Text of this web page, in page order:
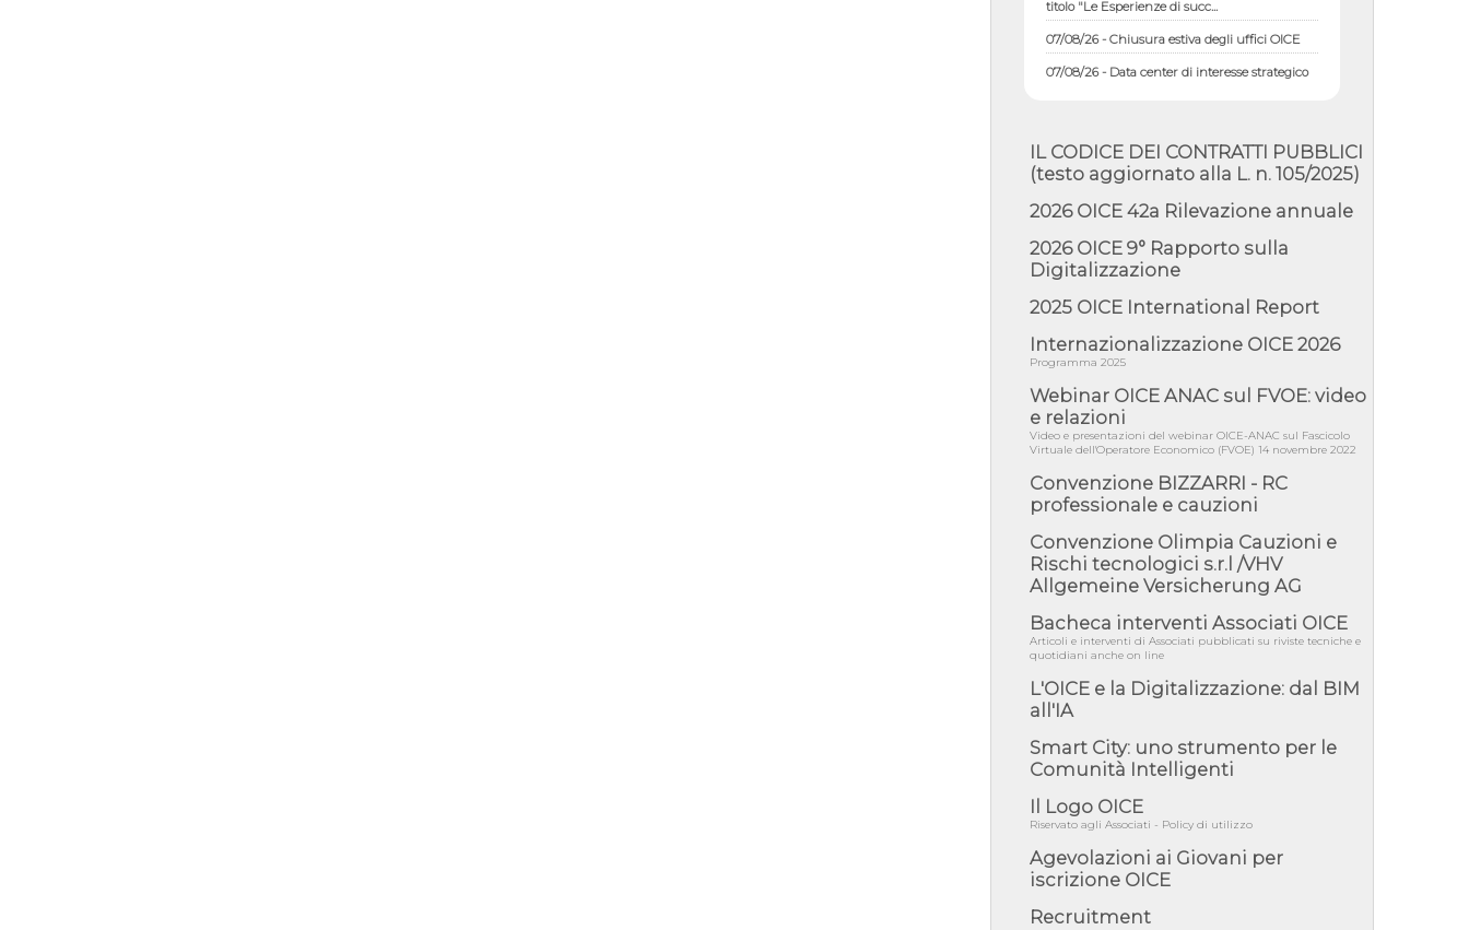
07/08/26 - Chiusura estiva degli uffici OICE
07/08/26 - Data center di interesse strategico
nazionale; interventi pe...
07/08/26 - Ponte sullo Stretto di Messina:
deliberata la sussistenza di...
07/08/26 - Tunnel Brennero, dal Cipess via
libera al quinto lotto costr...
06/08/26 - Istat, produzione industriale in calo
dell'1% a giugno, su a...
06/08/26 - Dal 3 agosto in vigore l'obbligo di
energie rinnovabili con ...
06/08/26 - DL PA approvato in Cdm:
contributi per riqualificazione sism...
06/08/26 - CdM: approvato il d.lgs. di
adeguamento all’AI Act in mate...
06/08/26 - DDL delegazione europea in Cdm
per recepimento norme UE in m...
05/08/26 - DL Infrastrutture e PNRR è legge:
approvata oggi la fiducia...
05/08/26 - Focus OICE sul DDL di riforma
della responsabilità amminist...
05/08/26 - Anac: pubblicata la Relazione
05/08/26 - SAVE THE DATE: Assemblea
Pubblica Confindustria Professioni ...
05/08/26 - Successo OICE per il bando della
Città metropolitana di Reg...
Giunta Regionale della Campa...
04/08/26 - DL PA: previste cancellazioni da
04/08/26 - International Sustainable
04/08/26 - CdS, project financing: progetto di
fattibilità da impugnar...
04/08/26 - Rapporto Anac corruzione 2020-
IL CODICE DEI CONTRATTI PUBBLICI
(testo aggiornato alla L. n. 105/2025)
2026 OICE 42a Rilevazione annuale
2026 OICE 9° Rapporto sulla
Digitalizzazione
2025 OICE International Report
Internazionalizzazione OICE 2026
Programma 2025
Webinar OICE ANAC sul FVOE: video
e relazioni
Video e presentazioni del webinar OICE-ANAC sul Fascicolo
Virtuale dell'Operatore Economico (FVOE) 14 novembre 2022
Convenzione BIZZARRI - RC
professionale e cauzioni
Convenzione Olimpia Cauzioni e
Rischi tecnologici s.r.l /VHV
Allgemeine Versicherung AG
Bacheca interventi Associati OICE
Articoli e interventi di Associati pubblicati su riviste tecniche e
quotidiani anche on line
L'OICE e la Digitalizzazione: dal BIM
all'IA
Smart City: uno strumento per le
Comunità Intelligenti
Il Logo OICE
Riservato agli Associati - Policy di utilizzo
Agevolazioni ai Giovani per
iscrizione OICE
Recruitment